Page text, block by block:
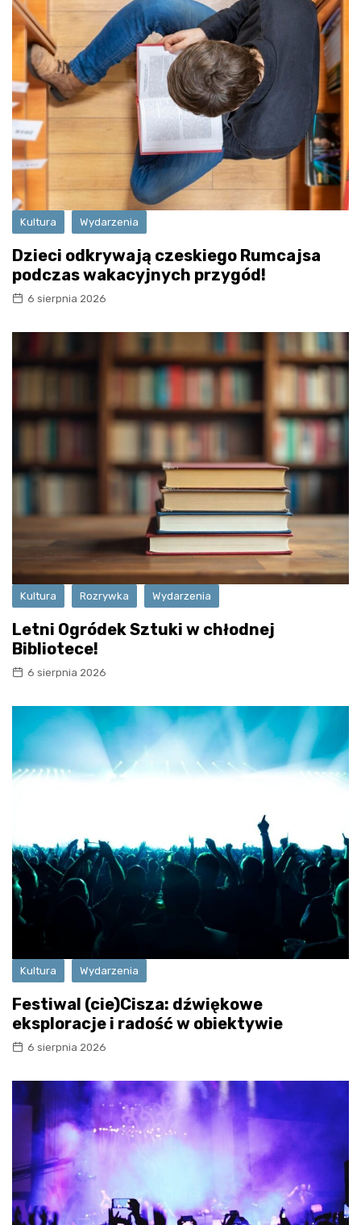
Kultura Wydarzenia
Dzieci odkrywają czeskiego Rumcajsa
podczas wakacyjnych przygód!
6 sierpnia 2026
Kultura Rozrywka Wydarzenia
Letni Ogródek Sztuki w chłodnej
Bibliotece!
6 sierpnia 2026
Kultura Wydarzenia
Festiwal (cie)Cisza: dźwiękowe
eksploracje i radość w obiektywie
6 sierpnia 2026